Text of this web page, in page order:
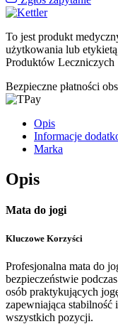
To jest produkt
użytkowania lub
Produktów Leczniczych
Bezpieczne płatności
Opis
Informacje
Marka
Opis
Mata do jogi
Kluczowe Korzyści
Profesjonalna mata do
bezpieczeństwie
osób praktykujących
zapewniająca stabilność
wszystkich pozycji.